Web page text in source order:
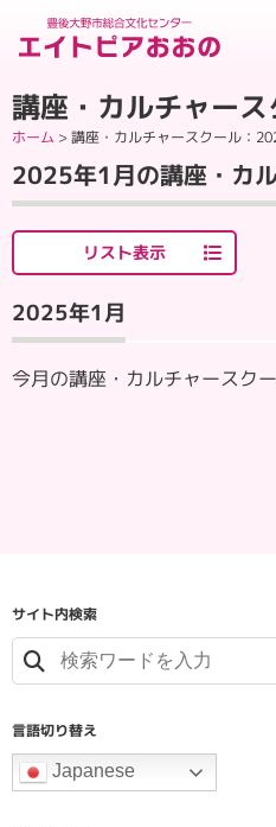
講座・カルチャー
ホーム >講座・カルチャースクール ：
2025年1月の講座・カ
リスト表示
2025年1月
今月の講座・カルチャースク
サイト内検索
言語切り替え
Japanese